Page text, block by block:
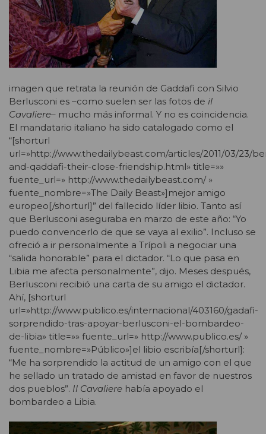
imagen que retrata la reunión de Gaddafi con Silvio
Berlusconi es –como suelen ser las fotos de il
Cavaliere– mucho más informal. Y no es coincidencia.
El mandatario italiano ha sido catalogado como el
“[shorturl
url=»http://www.thedailybeast.com/articles/2011/03/23/
and-qaddafi-their-close-friendship.html» title=»»
fuente_url=» http://www.thedailybeast.com/ »
fuente_nombre=»The Daily Beast»]mejor amigo
europeo[/shorturl]” del fallecido líder libio. Tanto así
que Berlusconi aseguraba en marzo de este año: “Yo
puedo convencerlo de que se vaya al exilio”. Incluso se
ofreció a ir personalmente a Trípoli a negociar una
“salida honorable” para el dictador. “Lo que pasa en
Libia me afecta personalmente”, dijo. Meses después,
Berlusconi recibió una carta de su amigo el dictador.
Ahí, [shorturl
url=»http://www.publico.es/internacional/403160/gadafi-
sorprendido-tras-apoyar-berlusconi-el-bombardeo-
de-libia» title=»» fuente_url=» http://www.publico.es/ »
fuente_nombre=»Público»]el libio escribía[/shorturl]:
“Me ha sorprendido la actitud de un amigo con el que
he sellado un tratado de amistad en favor de nuestros
dos pueblos”. Il Cavaliere había apoyado el
bombardeo a Libia.